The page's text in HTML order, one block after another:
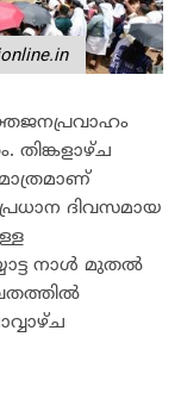
തിങ്കളാഴ്ച
ദിവസമായ
നാൾ മുതൽ